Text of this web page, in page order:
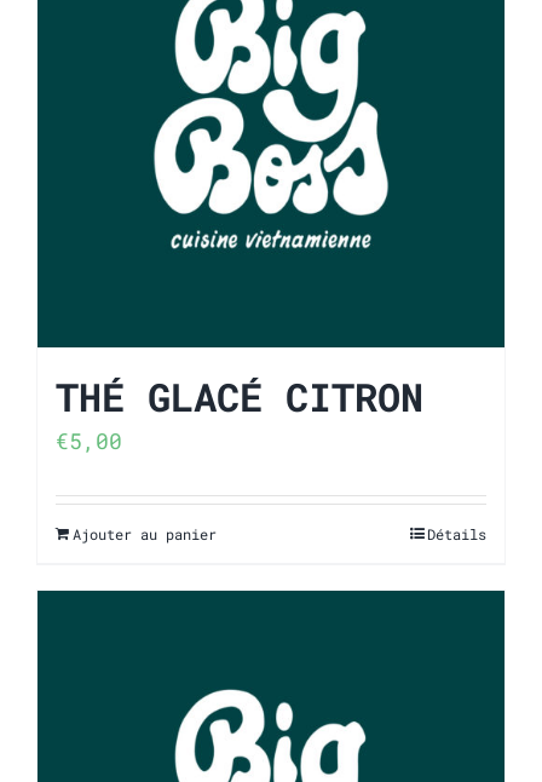
THÉ GLACÉ CITRON
€5,00
Ajouter au panier Détails